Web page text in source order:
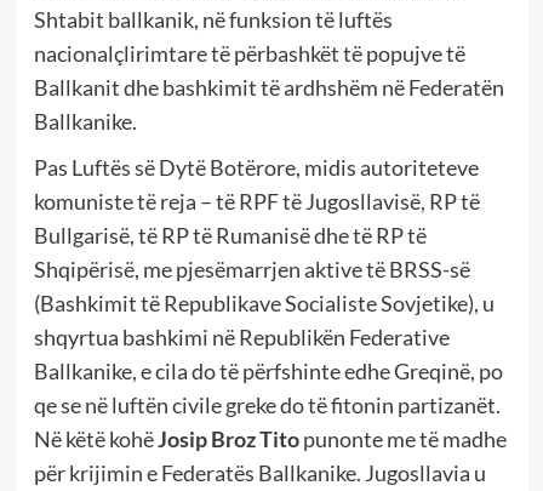
Shtabit ballkanik, në funksion të luftës
nacionalçlirimtare të përbashkët të popujve të
Ballkanit dhe bashkimit të ardhshëm në Federatën
Ballkanike.
Pas Luftës së Dytë Botërore, midis autoriteteve
komuniste të reja – të RPF të Jugosllavisë, RP të
Bullgarisë, të RP të Rumanisë dhe të RP të
Shqipërisë, me pjesëmarrjen aktive të BRSS-së
(Bashkimit të Republikave Socialiste Sovjetike), u
shqyrtua bashkimi në Republikën Federative
Ballkanike, e cila do të përfshinte edhe Greqinë, po
qe se në luftën civile greke do të fitonin partizanët.
Në këtë kohëJosip Broz Titopunonte me të madhe
për krijimin e Federatës Ballkanike. Jugosllavia u